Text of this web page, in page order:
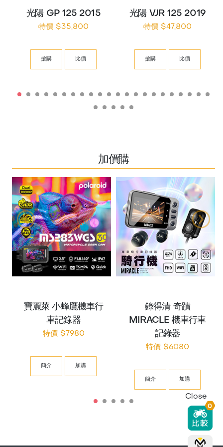
光陽 GP 125 2015
特價 $35,800
搶購 比價
光陽 VJR 125 2019
特價 $47,800
搶購 比價
加價購
寶麗萊 小蜂鷹機車行
車記錄器
特價 $7980
簡介 加購
錄得清 奇蹟
MIRACLE 機車行車
記錄器
特價 $6080
簡介 加購
Close
0